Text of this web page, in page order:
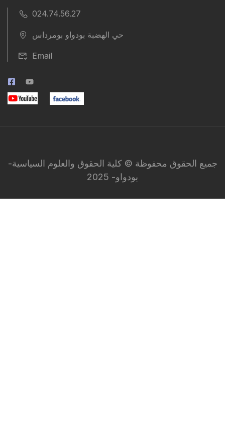
024.74.56.27
حي الهضبة بودواو بومرداس
Email
جميع الحقوق محفوظة © كلية الحقوق والعلوم السياسية-
بودواو- 2025